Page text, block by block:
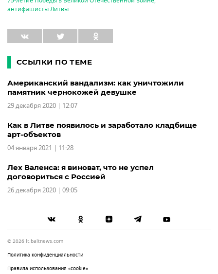
антифашисты Литвы
ССЫЛКИ ПО ТЕМЕ
Американский вандализм: как уничтожили
памятник чернокожей девушке
29 декабря 2020 | 12:07
Как в Литве появилось и заработало кладбище
арт-объектов
04 января 2021 | 11:28
Лех Валенса: я виноват, что не успел
договориться с Россией
26 декабря 2020 | 09:05
© 2026 lt.baltnews.com
Политика конфиденциальности
Правила использования «cookie»